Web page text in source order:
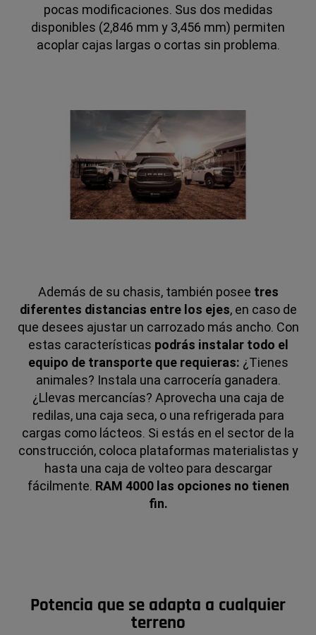
pocas modificaciones. Sus dos medidas
disponibles (2,846 mm y 3,456 mm) permiten
acoplar cajas largas o cortas sin problema.
Además de su chasis, también posee tres
diferentes distancias entre los ejes, en caso de
que desees ajustar un carrozado más ancho. Con
estas características podrás instalar todo el
equipo de transporte que requieras: ¿Tienes
animales? Instala una carrocería ganadera.
¿Llevas mercancías? Aprovecha una caja de
redilas, una caja seca, o una refrigerada para
cargas como lácteos. Si estás en el sector de la
construcción, coloca plataformas materialistas y
hasta una caja de volteo para descargar
fácilmente. RAM 4000 las opciones no tienen
fin.
Potencia que se adapta a cualquier
terreno